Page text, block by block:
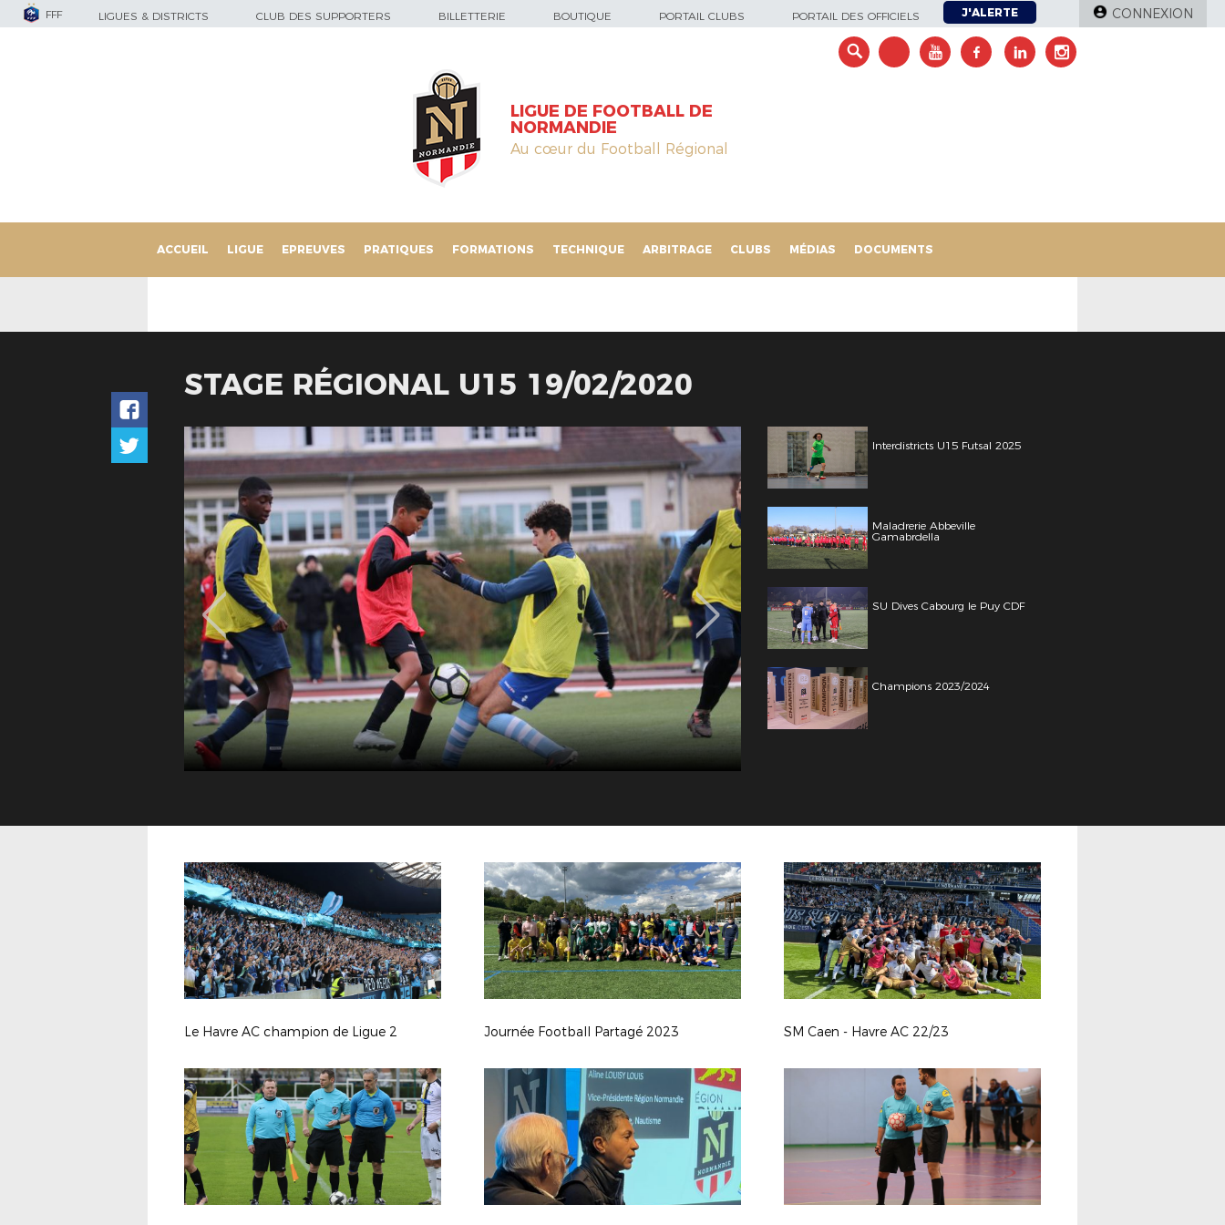
FFF LIGUES & DISTRICTS CLUB DES SUPPORTERS BILLETTERIE BOUTIQUE PORTAIL CLUBS PORTAIL DES OFFICIELS J'ALERTE CONNEXION
LIGUE DE FOOTBALL DE
NORMANDIE
Au cœur du Football Régional
ACCUEIL LIGUE EPREUVES PRATIQUES FORMATIONS TECHNIQUE ARBITRAGE CLUBS MÉDIAS DOCUMENTS
STAGE RÉGIONAL U15 19/02/2020
Interdistricts U15 Futsal 2025
Maladrerie Abbeville
Gamabrdella
SU Dives Cabourg le Puy CDF
Champions 2023/2024
Le Havre AC champion de Ligue 2 Journée Football Partagé 2023 SM Caen - Havre AC 22/23